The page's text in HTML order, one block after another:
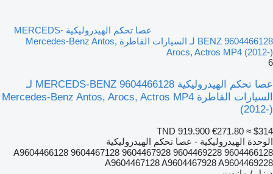
عصا تحكم الهيدروليكية MERCEDS-
BENZ 9604466128 لـ السيارات القاطرة Mercedes-Benz Antos,
Arocs, Actros MP4 (2012-)
6
عصا تحكم الهيدروليكية MERCEDS-BENZ 9604466128 لـ
السيارات القاطرة Mercedes-Benz Antos, Arocs, Actros MP4
(2012-)
TND 919.900 €271.80 ≈ $314
الوحدة الهيدروليكية - عصا تحكم الهيدروليكية
9604466128 A9604466128 9604467128 9604467928 9604469228
A9604467128 A9604467928 A9604469228